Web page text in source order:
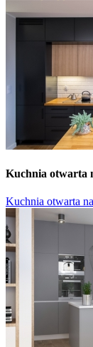
Kuchnia otwarta
Kuchnia otwarta